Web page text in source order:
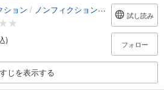
ション / ノンフィクション・ドキュメンタリー
)
試し読み
フォロー
じを表示する